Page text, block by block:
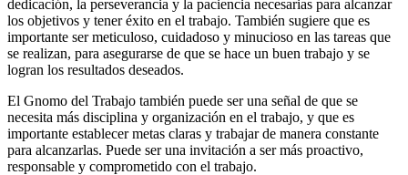
dedicación, la perseverancia y la paciencia necesarias para alcanzar
los objetivos y tener éxito en el trabajo. También sugiere que es
importante ser meticuloso, cuidadoso y minucioso en las tareas que
se realizan, para asegurarse de que se hace un buen trabajo y se
logran los resultados deseados.
El Gnomo del Trabajo también puede ser una señal de que se
necesita más disciplina y organización en el trabajo, y que es
importante establecer metas claras y trabajar de manera constante
para alcanzarlas. Puede ser una invitación a ser más proactivo,
responsable y comprometido con el trabajo.